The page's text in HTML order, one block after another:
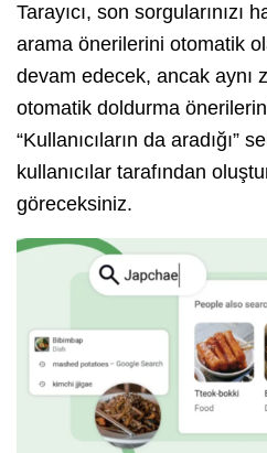
Tarayıcı, son sorgularınızı
arama önerilerini otomatik
devam edecek, ancak aynı
otomatik doldurma
“Kullanıcıların da aradığı”
kullanıcılar tarafından
göreceksiniz.